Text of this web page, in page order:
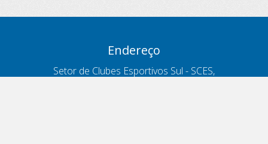
Endereço
Setor de Clubes Esportivos Sul - SCES,